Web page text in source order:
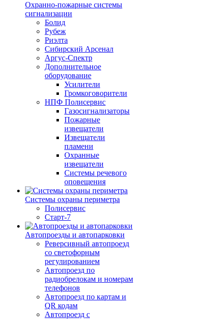
Охранно-пожарные системы
сигнализации
Болид
Рубеж
Риэлта
Сибирский Арсенал
Аргус-Спектр
Дополнительное
оборудование
Усилители
Громкоговорители
НПФ Полисервис
Газосигнализаторы
Пожарные
извещатели
Извещатели
пламени
Охранные
извещатели
Системы речевого
оповещения
Системы охраны периметра
Полисервис
Старт-7
Автопроезды и автопарковки
Реверсивный автопроезд
со светофорным
регулированием
Автопроезд по
радиобрелокам и номерам
телефонов
Автопроезд по картам и
QR кодам
Автопроезд с